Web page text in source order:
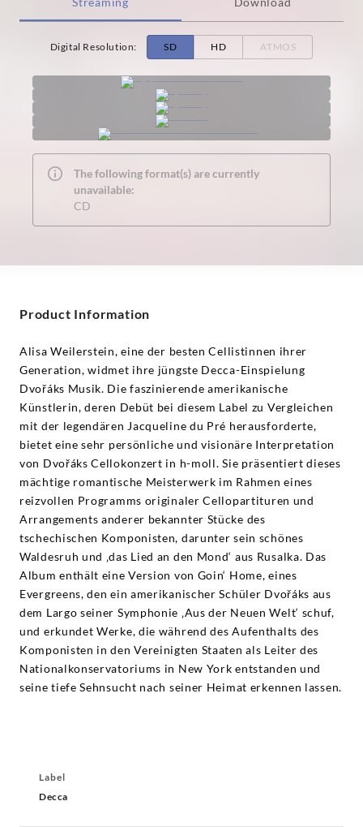
Digital Resolution: SD HD ATMOS
The following format(s) are currently
unavailable:
CD
Product Information
Alisa Weilerstein, eine der besten Cellistinnen ihrer
Generation, widmet ihre jüngste Decca-Einspielung
Dvořáks Musik. Die faszinierende amerikanische
Künstlerin, deren Debüt bei diesem Label zu Vergleichen
mit der legendären Jacqueline du Pré herausforderte,
bietet eine sehr persönliche und visionäre Interpretation
von Dvořáks Cellokonzert in h-moll. Sie präsentiert dieses
mächtige romantische Meisterwerk im Rahmen eines
reizvollen Programms originaler Cellopartituren und
Arrangements anderer bekannter Stücke des
tschechischen Komponisten, darunter sein schönes
Waldesruh und ‚das Lied an den Mond‘ aus Rusalka. Das
Album enthält eine Version von Goin‘ Home, eines
Evergreens, den ein amerikanischer Schüler Dvořáks aus
dem Largo seiner Symphonie ‚Aus der Neuen Welt‘ schuf,
und erkundet Werke, die während des Aufenthalts des
Komponisten in den Vereinigten Staaten als Leiter des
Nationalkonservatoriums in New York entstanden und
seine tiefe Sehnsucht nach seiner Heimat erkennen lassen.
Label
Decca